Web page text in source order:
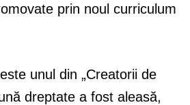
prin noul curriculum
unul din „Creatorii de
dreptate a fost aleasă,